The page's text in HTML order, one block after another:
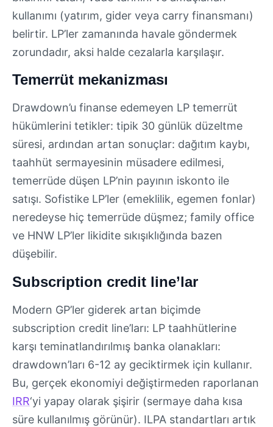
kullanımı (yatırım, gider veya carry finansmanı)
belirtir. LP’ler zamanında havale göndermek
zorundadır, aksi halde cezalarla karşılaşır.
Temerrüt mekanizması
Drawdown’u finanse edemeyen LP temerrüt
hükümlerini tetikler: tipik 30 günlük düzeltme
süresi, ardından artan sonuçlar: dağıtım kaybı,
taahhüt sermayesinin müsadere edilmesi,
temerrüde düşen LP’nin payının iskonto ile
satışı. Sofistike LP’ler (emeklilik, egemen fonlar)
neredeyse hiç temerrüde düşmez; family office
ve HNW LP’ler likidite sıkışıklığında bazen
düşebilir.
Subscription credit line’lar
Modern GP’ler giderek artan biçimde
subscription credit line’ları: LP taahhütlerine
karşı teminatlandırılmış banka olanakları:
drawdown’ları 6-12 ay geciktirmek için kullanır.
Bu, gerçek ekonomiyi değiştirmeden raporlanan
IRR‘yi yapay olarak şişirir (sermaye daha kısa
süre kullanılmış görünür). ILPA standartları artık